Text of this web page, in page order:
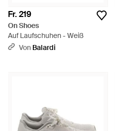
Fr. 219
On Shoes
Auf Laufschuhen - Weiß
Von Balardi